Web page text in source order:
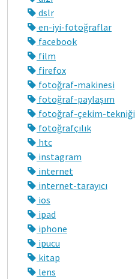
dslr
en-iyi-fotoğraflar
facebook
film
firefox
fotoğraf-makinesi
fotoğraf-paylaşım
fotoğraf-çekim-tekniği
fotoğrafçılık
htc
instagram
internet
internet-tarayıcı
ios
ipad
iphone
ipucu
kitap
lens